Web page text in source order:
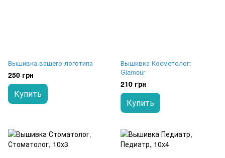
Вышивка вашего логотипа
250 грн
Купить
Вышивка Косметолог:
Glamour
210 грн
Купить